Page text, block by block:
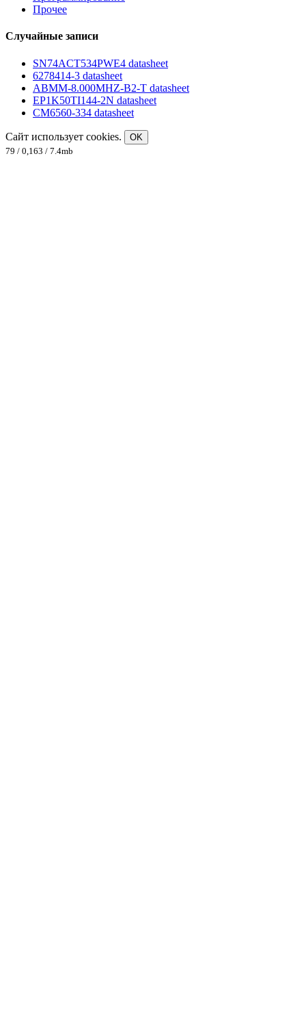
Прочее
Случайные записи
SN74ACT534PWE4 datasheet
6278414-3 datasheet
ABMM-8.000MHZ-B2-T datasheet
EP1K50TI144-2N datasheet
CM6560-334 datasheet
Сайт использует cookies.
OK
79 / 0,163 / 7.4mb